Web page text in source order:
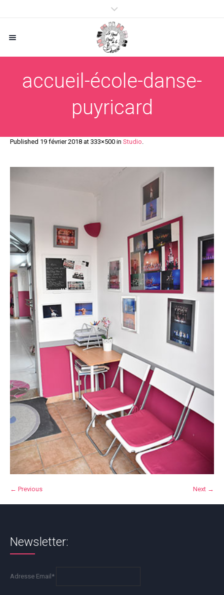
accueil-école-danse-
puyricard
Published 19 février 2018 at 333×500 in Studio.
← Previous Next →
Newsletter:
Adresse Email*